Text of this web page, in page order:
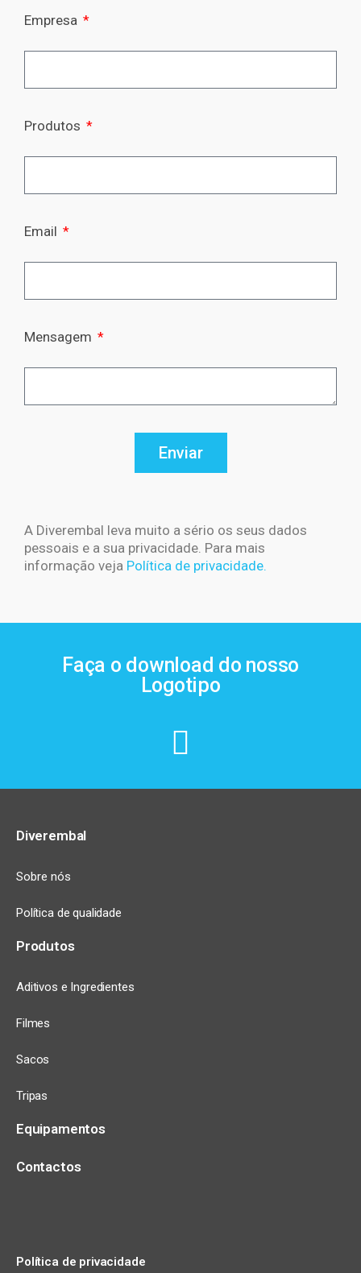
Empresa
Produtos
Email
Mensagem
Enviar
A Diverembal leva muito a sério os seus dados
pessoais e a sua privacidade. Para mais
informação veja Política de privacidade.
Faça o download do nosso
Logotipo
Diverembal
Sobre nós
Política de qualidade
Produtos
Aditivos e Ingredientes
Filmes
Sacos
Tripas
Equipamentos
Contactos
Política de privacidade